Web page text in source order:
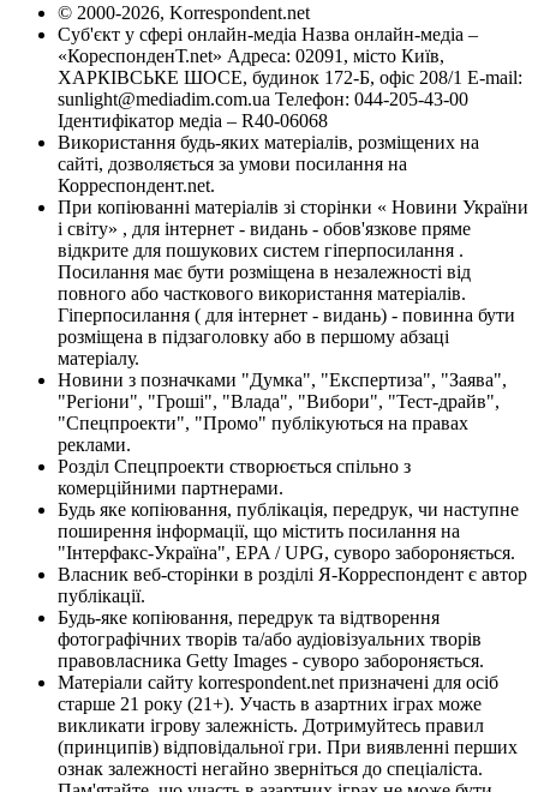
© 2000-2026, Korrespondent.net
Суб'єкт у сфері онлайн-медіа Назва онлайн-медіа –
«КореспонденТ.net» Адреса: 02091, місто Київ,
ХАРКІВСЬКЕ ШОСЕ, будинок 172-Б, офіс 208/1 E-mail:
sunlight@mediadim.com.ua Телефон: 044-205-43-00
Ідентифікатор медіа – R40-06068
Використання будь-яких матеріалів, розміщених на
сайті, дозволяється за умови посилання на
Корреспондент.net.
При копіюванні матеріалів зі сторінки « Новини України
і світу» , для інтернет - видань - обов'язкове пряме
відкрите для пошукових систем гіперпосилання .
Посилання має бути розміщена в незалежності від
повного або часткового використання матеріалів.
Гіперпосилання ( для інтернет - видань) - повинна бути
розміщена в підзаголовку або в першому абзаці
матеріалу.
Новини з позначками "Думка", "Експертиза", "Заява",
"Регіони", "Гроші", "Влада", "Вибори", "Тест-драйв",
"Спецпроекти", "Промо" публікуються на правах
реклами.
Розділ Спецпроекти створюється спільно з
комерційними партнерами.
Будь яке копіювання, публікація, передрук, чи наступне
поширення інформації, що містить посилання на
"Інтерфакс-Україна", EPA / UPG, суворо забороняється.
Власник веб-сторінки в розділі Я-Корреспондент є автор
публікації.
Будь-яке копіювання, передрук та відтворення
фотографічних творів та/або аудіовізуальних творів
правовласника Getty Images - суворо забороняється.
Матеріали сайту korrespondent.net призначені для осіб
старше 21 року (21+). Участь в азартних іграх може
викликати ігрову залежність. Дотримуйтесь правил
(принципів) відповідальної гри. При виявленні перших
ознак залежності негайно зверніться до спеціаліста.